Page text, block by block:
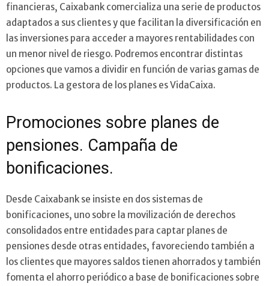
financieras, Caixabank comercializa una serie de productos
adaptados a sus clientes y que facilitan la diversificación en
las inversiones para acceder a mayores rentabilidades con
un menor nivel de riesgo. Podremos encontrar distintas
opciones que vamos a dividir en función de varias gamas de
productos. La gestora de los planes es VidaCaixa.
Promociones sobre planes de
pensiones. Campaña de
bonificaciones.
Desde Caixabank se insiste en dos sistemas de
bonificaciones, uno sobre la movilización de derechos
consolidados entre entidades para captar planes de
pensiones desde otras entidades, favoreciendo también a
los clientes que mayores saldos tienen ahorrados y también
fomenta el ahorro periódico a base de bonificaciones sobre